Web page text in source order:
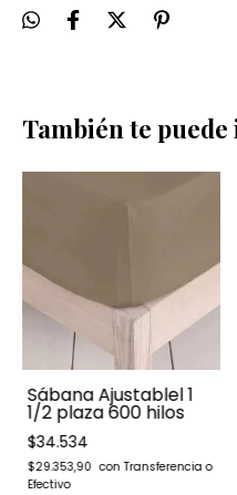
También te
Sábana Ajustablel 1
1/2 plaza 600 hilos
$34.534
$29.353,90